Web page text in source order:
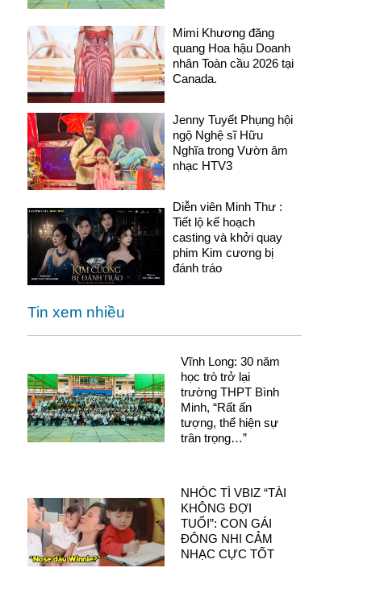
Mimi Khương đăng
quang Hoa hậu Doanh
nhân Toàn cầu 2026 tại
Canada.
Jenny Tuyết Phụng hội
ngộ Nghệ sĩ Hữu
Nghĩa trong Vườn âm
nhạc HTV3
Diễn viên Minh Thư :
Tiết lộ kế hoạch
casting và khởi quay
phim Kim cương bị
đánh tráo
Tin xem nhiều
Vĩnh Long: 30 năm
học trò trở lại
trường THPT Bình
Minh, “Rất ấn
tượng, thể hiện sự
trân trọng…”
NHÓC TÌ VBIZ “TÀI
KHÔNG ĐỢI
TUỔI”: CON GÁI
ĐÔNG NHI CẢM
NHẠC CỰC TỐT